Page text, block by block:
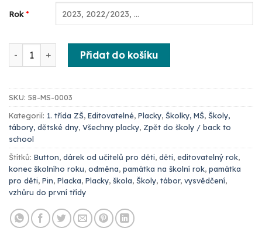
Rok *
Sbohem školko dárek pro děti končící ve školce - placka 58
Přidat do košíku
SKU: 58-MS-0003
Kategorií: 1. třída ZŠ, Editovatelné, Placky, Školky, MŠ, Školy,
tábory, dětské dny, Všechny placky, Zpět do školy / back to
school
Štítků: Button, dárek od učitelů pro děti, děti, editovatelný rok,
konec školního roku, odměna, památka na školní rok, památka
pro děti, Pin, Placka, Placky, škola, Školy, tábor, vysvědčení,
vzhůru do první třídy